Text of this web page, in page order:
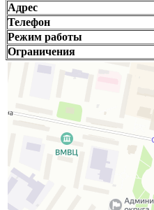
Адрес
Телефон
Режим работы
Ограничения